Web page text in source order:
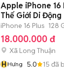
Apple iPhone 16
Thế Giới Di Động
iPhone 16 Plus 128
18.000.000 đ
Xã Long Thuận
HHưng 5.0 15 đã